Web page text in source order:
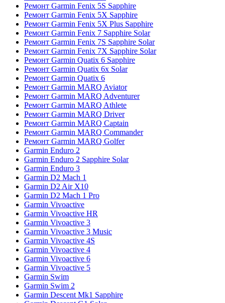
Ремонт Garmin Fenix 5S Sapphire
Ремонт Garmin Fenix 5X Sapphire
Ремонт Garmin Fenix 5X Plus Sapphire
Ремонт Garmin Fenix 7 Sapphire Solar
Ремонт Garmin Fenix 7S Sapphire Solar
Ремонт Garmin Fenix 7X Sapphire Solar
Ремонт Garmin Quatix 6 Sapphire
Ремонт Garmin Quatix 6x Solar
Ремонт Garmin Quatix 6
Ремонт Garmin MARQ Aviator
Ремонт Garmin MARQ Adventurer
Ремонт Garmin MARQ Athlete
Ремонт Garmin MARQ Driver
Ремонт Garmin MARQ Captain
Ремонт Garmin MARQ Commander
Ремонт Garmin MARQ Golfer
Garmin Enduro 2
Garmin Enduro 2 Sapphire Solar
Garmin Enduro 3
Garmin D2 Mach 1
Garmin D2 Air X10
Garmin D2 Mach 1 Pro
Garmin Vivoactive
Garmin Vivoactive HR
Garmin Vivoactive 3
Garmin Vivoactive 3 Music
Garmin Vivoactive 4S
Garmin Vivoactive 4
Garmin Vivoactive 6
Garmin Vivoactive 5
Garmin Swim
Garmin Swim 2
Garmin Descent Mk1 Sapphire